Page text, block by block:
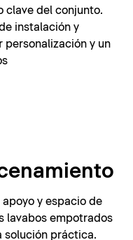
clave del conjunto.
instalación y
personalización y un
y espacio de
lavabos empotrados
solución práctica.